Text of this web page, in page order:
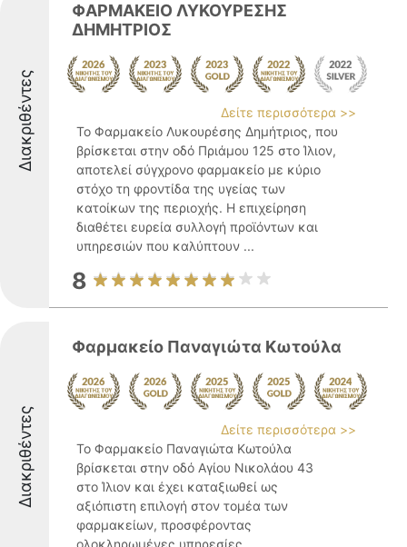
Διακριθέντες
ΦΑΡΜΑΚΕΙΟ ΛΥΚΟΥΡΕΣΗΣ
ΔΗΜΗΤΡΙΟΣ
Δείτε περισσότερα >>
Το Φαρμακείο Λυκουρέσης Δημήτριος, που
βρίσκεται στην οδό Πριάμου 125 στο Ίλιον,
αποτελεί σύγχρονο φαρμακείο με κύριο
στόχο τη φροντίδα της υγείας των
κατοίκων της περιοχής. Η επιχείρηση
διαθέτει ευρεία συλλογή προϊόντων και
υπηρεσιών που καλύπτουν ...
8
Διακριθέντες
Φαρμακείο Παναγιώτα Κωτούλα
Δείτε περισσότερα >>
Το Φαρμακείο Παναγιώτα Κωτούλα
βρίσκεται στην οδό Αγίου Νικολάου 43
στο Ίλιον και έχει καταξιωθεί ως
αξιόπιστη επιλογή στον τομέα των
φαρμακείων, προσφέροντας
ολοκληρωμένες υπηρεσίες